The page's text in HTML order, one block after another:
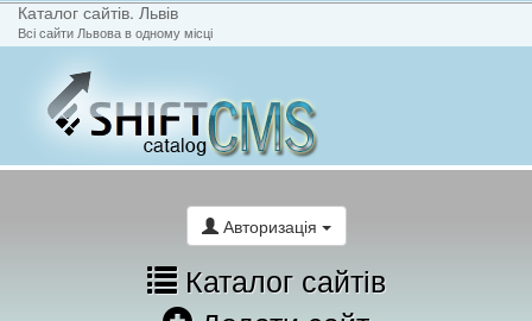
Каталог сайтів. Львів
Всі сайти Львова в одному місці
Авторизація
Каталог сайтів